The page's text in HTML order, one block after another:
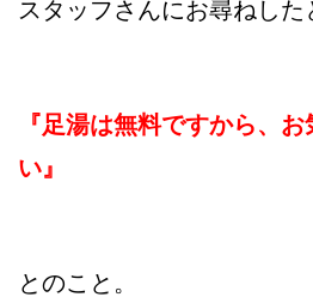
スタッフさんにお尋ねし
『足湯は無料ですから、
い』
とのこと。